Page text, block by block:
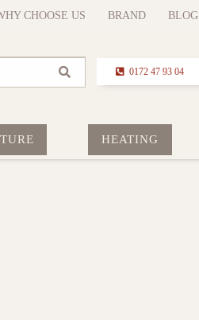
BLOG
BRAND
CHOOSE US
0172 47 93 04
HEATING